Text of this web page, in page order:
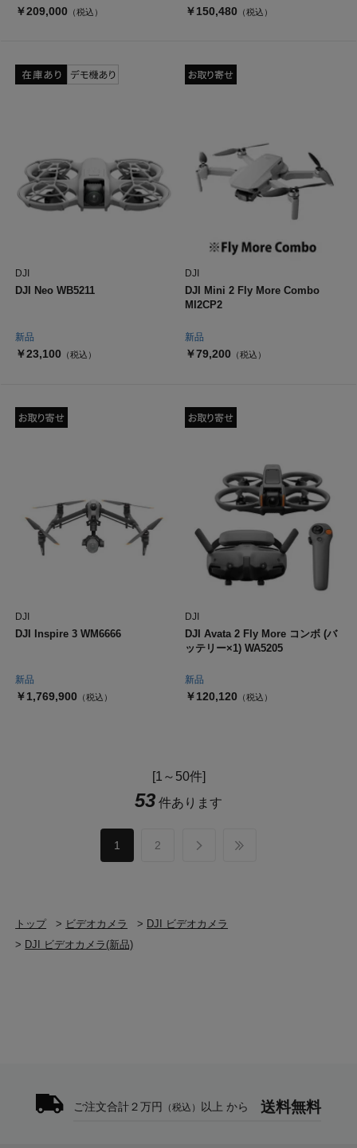
￥209,000 （税込） ￥150,480 （税込）
新品
DJI
DJI Neo WB5211
￥23,100 （税込）
新品
DJI
DJI Mini 2 Fly More Combo
MI2CP2
￥79,200 （税込）
新品
DJI
DJI Inspire 3 WM6666
￥1,769,900 （税込）
新品
DJI
DJI Avata 2 Fly More コンボ (バ
ッテリー×1) WA5205
￥120,120 （税込）
[1～50件]
53 件あります
1 2
トップ > ビデオカメラ > DJI ビデオカメラ
> DJI ビデオカメラ(新品)
ご注文合計２万円 （税込） 以上 から 送料無料